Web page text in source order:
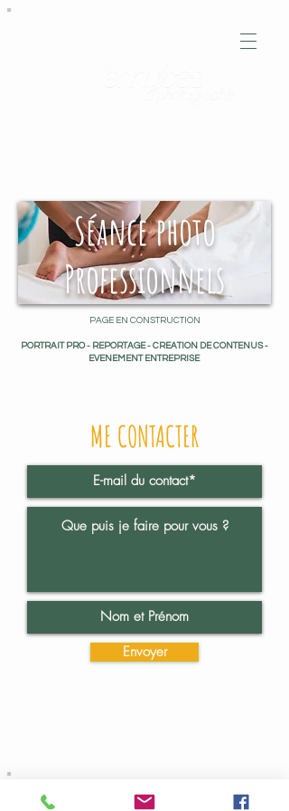
Séance photo
Professionnels
PAGE EN CONSTRUCTION
PORTRAIT PRO - REPORTAGE - CREATION DE CONTENUS -
EVENEMENT ENTREPRISE
ME CONTACTER
Envoyer
Copyright, Fanny Brocard,